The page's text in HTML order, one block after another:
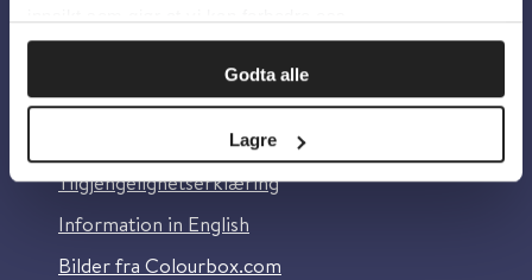
Godta alle
Lagre
Om oss
Om Helsebiblioteket
Personvern og informasjonskapsler
Tilgjengelighetserklæring
Information in English
Bilder fra Colourbox.com